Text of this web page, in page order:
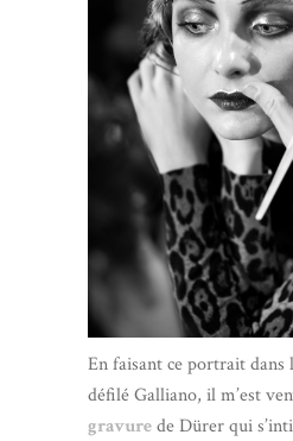
En faisant ce portrait dans
défilé Galliano, il m’est
gravurede Dürer qui